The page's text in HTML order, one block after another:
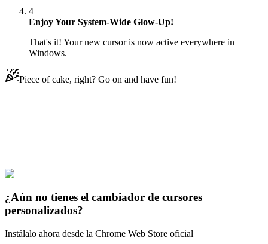
4
Enjoy Your System-Wide Glow-Up!
That's it! Your new cursor is now active everywhere in
Windows.
Piece of cake, right? Go on and have fun!
Explore All Collections
¿Aún no tienes el cambiador de cursores
personalizados?
Instálalo ahora desde la Chrome Web Store oficial